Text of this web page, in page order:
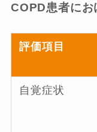
COPD患者に
評価項目
自覚症状